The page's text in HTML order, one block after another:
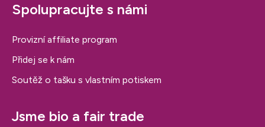
Spolupracujte s námi
Provizní affiliate program
Přidej se k nám
Soutěž o tašku s vlastním potiskem
Jsme bio a fair trade